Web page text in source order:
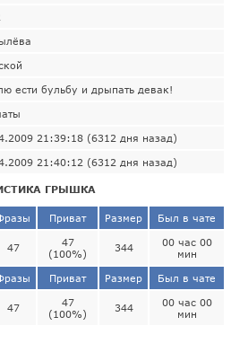
ести бульбу и дрыпать девак!
21:39:18 (6312 дня назад)
21:40:12 (6312 дня назад)
ГРЫШКА
Приват Размер Был в чате
47
47
(100%)
344
00 час 00
мин
Приват Размер Был в чате
47
47
(100%)
344
00 час 00
мин